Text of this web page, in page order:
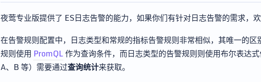
夜莺专业版提供了 ES日志告警的能力，如果你们有针对日志告警的需求，
在告警规则配置中，日志类型和常规的指标告警规则非常相似，其唯一的
规则使用 PromQL作为查询条件，而日志类型的告警规则则使用布尔表达
A、B 等）需要通过查询统计来获取。